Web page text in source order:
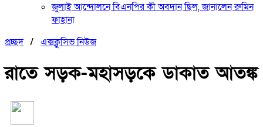
জুলাই আন্দোলনে বিএনপির কী অবদান ছিল, জানালেন রুমিন
ফাহানা
প্রচ্ছদ/ এক্সক্লুসিভ নিউজ
রাতে সড়ক-মহাসড়কে ডাকাত আতঙ্ক